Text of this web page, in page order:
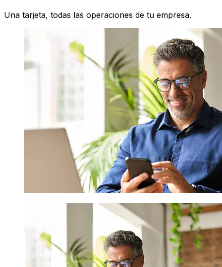
Una tarjeta, todas las operaciones de tu empresa.